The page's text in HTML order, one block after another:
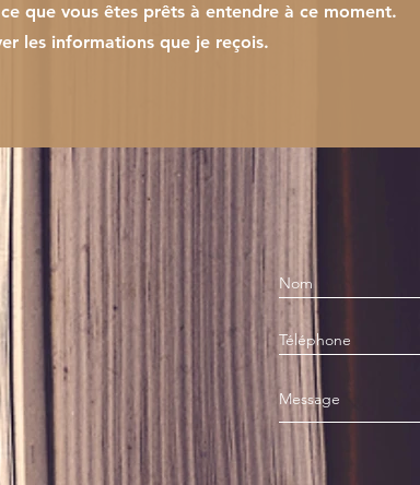
que vous êtes prêts à entendre à ce moment.
les informations que je reçois.